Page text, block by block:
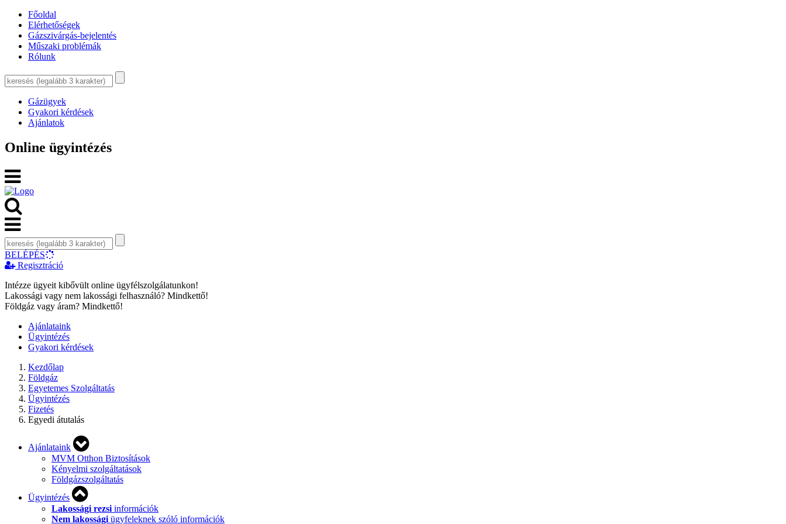
Főoldal
Elérhetőségek
Gázszivárgás-bejelentés
Műszaki problémák
Rólunk
Gázügyek
Gyakori kérdések
Ajánlatok
Online ügyintézés
BELÉPÉS
Regisztráció
Intézze ügyeit kibővült online ügyfélszolgálatunkon!
Lakossági vagy nem lakossági felhasználó? Mindkettő!
Földgáz vagy áram? Mindkettő!
Ajánlataink
Ügyintézés
Gyakori kérdések
Kezdőlap
Földgáz
Egyetemes Szolgáltatás
Ügyintézés
Fizetés
Egyedi átutalás
Ajánlataink
MVM Otthon Biztosítások
Kényelmi szolgáltatások
Földgázszolgáltatás
Ügyintézés
Lakossági rezsi információk
Nem lakossági ügyfeleknek szóló információk